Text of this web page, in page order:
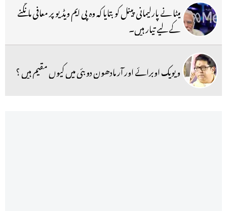
میٹا نے پارلیمانی پینل کو بتایا کہ وہ پی ایم ویڈیو پر معافی مانگنے
کے لیے تیار ہیں۔
ویویک اوبرائے اور آر مادھون دوبئی میں کیوں مقیم ہیں ؟